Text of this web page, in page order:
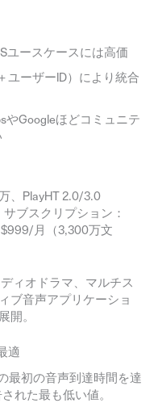
ユースケースには高価
ユーザーID）により統合
やGoogleほどコミュニテ
、PlayHT 2.0/3.0
ブスクリプション：
月（3,300万文
ィオドラマ、マルチス
ブ音声アプリケーショ
開。
適
最初の音声到達時間を達
れた最も低い値。